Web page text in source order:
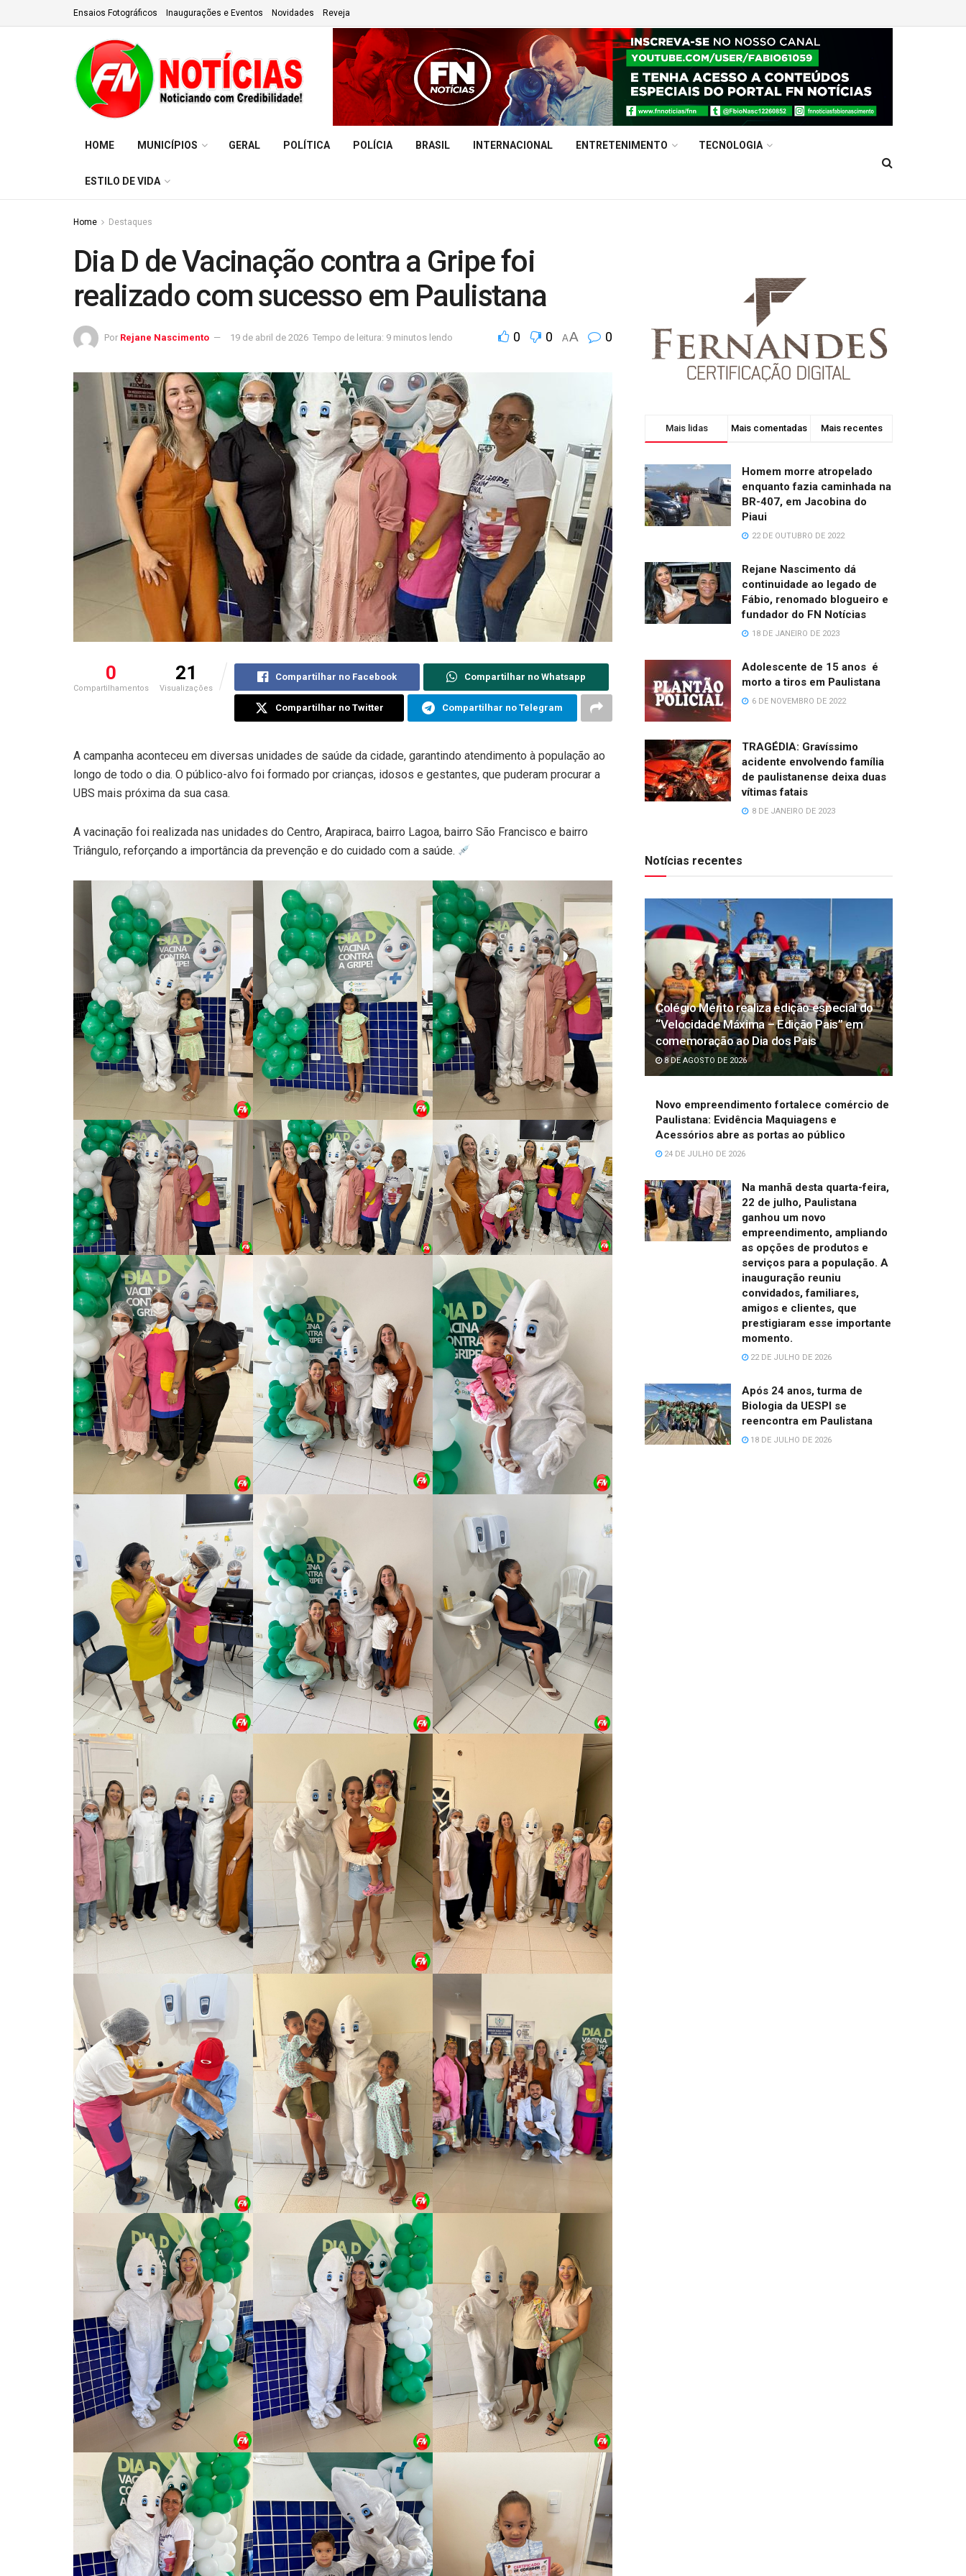
Ensaios Fotográficos Inaugurações e Eventos Novidades Reveja
HOME MUNICÍPIOS GERAL POLÍTICA POLÍCIA BRASIL INTERNACIONAL ENTRETENIMENTO TECNOLOGIA
ESTILO DE VIDA
Home Destaques
Dia D de Vacinação contra a Gripe foi
realizado com sucesso em Paulistana
Por Rejane Nascimento 19 de abril de 2026 Tempo de leitura: 9 minutos lendo 0 0 AA 0
0
Compartilhamentos
21
Visualizações
Compartilhar no Facebook Compartilhar no Whatsapp
Compartilhar no Twitter Compartilhar no Telegram
A campanha aconteceu em diversas unidades de saúde da cidade, garantindo atendimento à população ao
longo de todo o dia. O público-alvo foi formado por crianças, idosos e gestantes, que puderam procurar a
UBS mais próxima da sua casa.
A vacinação foi realizada nas unidades do Centro, Arapiraca, bairro Lagoa, bairro São Francisco e bairro
Triângulo, reforçando a importância da prevenção e do cuidado com a saúde.
Mais lidas Mais comentadas Mais recentes
Homem morre atropelado
enquanto fazia caminhada na
BR-407, em Jacobina do
Piaui
22 DE OUTUBRO DE 2022
Rejane Nascimento dá
continuidade ao legado de
Fábio, renomado blogueiro e
fundador do FN Notícias
18 DE JANEIRO DE 2023
Adolescente de 15 anos é
morto a tiros em Paulistana
6 DE NOVEMBRO DE 2022
TRAGÉDIA: Gravíssimo
acidente envolvendo família
de paulistanense deixa duas
vítimas fatais
8 DE JANEIRO DE 2023
Notícias recentes
Colégio Mérito realiza edição especial do
“Velocidade Máxima – Edição Pais” em
comemoração ao Dia dos Pais
8 DE AGOSTO DE 2026
Novo empreendimento fortalece comércio de
Paulistana: Evidência Maquiagens e
Acessórios abre as portas ao público
24 DE JULHO DE 2026
Na manhã desta quarta-feira,
22 de julho, Paulistana
ganhou um novo
empreendimento, ampliando
as opções de produtos e
serviços para a população. A
inauguração reuniu
convidados, familiares,
amigos e clientes, que
prestigiaram esse importante
momento.
22 DE JULHO DE 2026
Após 24 anos, turma de
Biologia da UESPI se
reencontra em Paulistana
18 DE JULHO DE 2026